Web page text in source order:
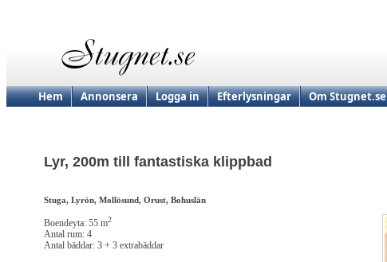
Hem Annonsera Logga in Efterlysningar Om Stugnet.se
Lyr, 200m till fantastiska klippbad
Stuga, Lyrön, Mollösund, Orust, Bohuslän
Boendeyta: 55 m2
Antal rum: 4
Antal bäddar: 3 + 3 extrabäddar